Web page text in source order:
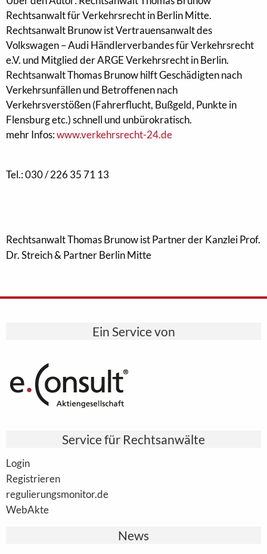
Rechtsanwalt für Verkehrsrecht in Berlin Mitte.
Rechtsanwalt Brunow ist Vertrauensanwalt des
Volkswagen – Audi Händlerverbandes für Verkehrsrecht
e.V. und Mitglied der ARGE Verkehrsrecht in Berlin.
Rechtsanwalt Thomas Brunow hilft Geschädigten nach
Verkehrsunfällen und Betroffenen nach
Verkehrsverstößen (Fahrerflucht, Bußgeld, Punkte in
Flensburg etc.) schnell und unbürokratisch.
mehr Infos:www.verkehrsrecht-24.de
Tel.: 030 / 226 35 71 13
Rechtsanwalt Thomas Brunow ist Partner der Kanzlei Prof.
Dr. Streich & Partner Berlin Mitte
Ein Service von
Service für Rechtsanwälte
Login
Registrieren
regulierungsmonitor.de
WebAkte
News